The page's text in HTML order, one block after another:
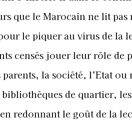
que le Marocain ne lit pas
le piquer au virus de la
censés jouer leur rôle de
la société, l’Etat ou
de quartier,
redonnant le goût de la